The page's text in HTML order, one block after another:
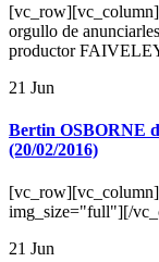
orgullo de
productor
21 Jun
Bertin OSBORNE
(20/02/2016)
img_size="full"][/
21 Jun